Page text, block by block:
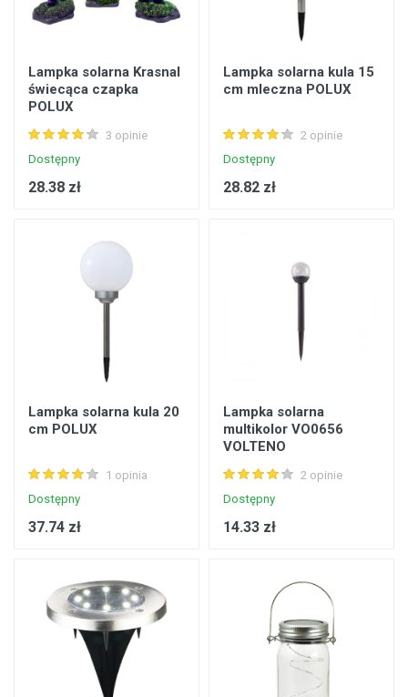
Lampka solarna Krasnal
świecąca czapka
POLUX
3 opinie
Dostępny
28.38 zł
Lampka solarna kula 15
cm mleczna POLUX
2 opinie
Dostępny
28.82 zł
Lampka solarna kula 20
cm POLUX
1 opinia
Dostępny
37.74 zł
Lampka solarna
multikolor VO0656
VOLTENO
2 opinie
Dostępny
14.33 zł